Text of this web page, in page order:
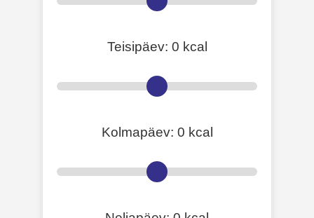
Teisipäev: 0 kcal
Kolmapäev: 0 kcal